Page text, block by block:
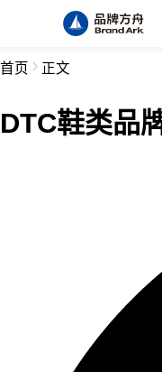
首页 正文
DTC鞋类品